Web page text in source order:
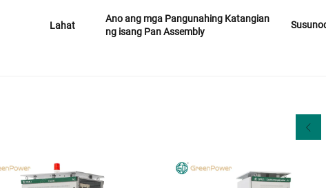
Lahat
Ano ang mga Pangunahing Katangian
ng isang Pan Assembly